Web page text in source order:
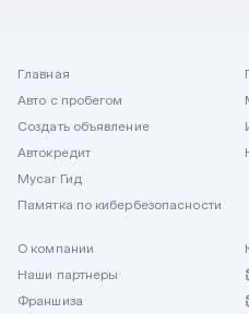
Главная
Авто с пробегом
Создать объявление
Автокредит
Mycar Гид
Памятка по кибербезопасности
О компании
Наши партнеры
Франшиза